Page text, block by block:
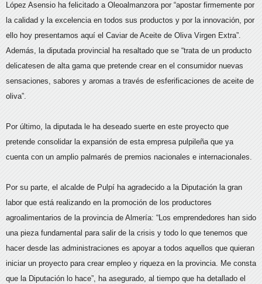
López Asensio ha felicitado a Oleoalmanzora por “apostar firmemente por
la calidad y la excelencia en todos sus productos y por la innovación, por
ello hoy presentamos aquí el Caviar de Aceite de Oliva Virgen Extra”.
Además, la diputada provincial ha resaltado que se “trata de un producto
delicatesen de alta gama que pretende crear en el consumidor nuevas
sensaciones, sabores y aromas a través de esferificaciones de aceite de
oliva”.
Por último, la diputada le ha deseado suerte en este proyecto que
pretende consolidar la expansión de esta empresa pulpileña que ya
cuenta con un amplio palmarés de premios nacionales e internacionales.
Por su parte, el alcalde de Pulpí ha agradecido a la Diputación la gran
labor que está realizando en la promoción de los productores
agroalimentarios de la provincia de Almería: “Los emprendedores han sido
una pieza fundamental para salir de la crisis y todo lo que tenemos que
hacer desde las administraciones es apoyar a todos aquellos que quieran
iniciar un proyecto para crear empleo y riqueza en la provincia. Me consta
que la Diputación lo hace”, ha asegurado, al tiempo que ha detallado el